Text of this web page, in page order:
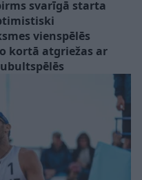
svarīgā starta
vienspēlēs
kortā atgriežas ar